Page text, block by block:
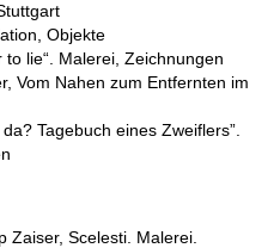
Objekte
lie“. Malerei, Zeichnungen
Vom Nahen zum Entfernten im
Tagebuch eines Zweiflers”.
Zaiser, Scelesti. Malerei.